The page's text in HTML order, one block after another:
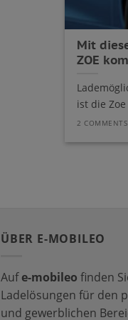
Mit
ZOE
ist die Zoe
2 COMMENTS
ÜBER E-MOBILEO
Aufe-mobileo finden
Ladelösungen für den
und gewerblichen